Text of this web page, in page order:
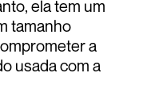
ela tem um
tamanho
a
usada com a